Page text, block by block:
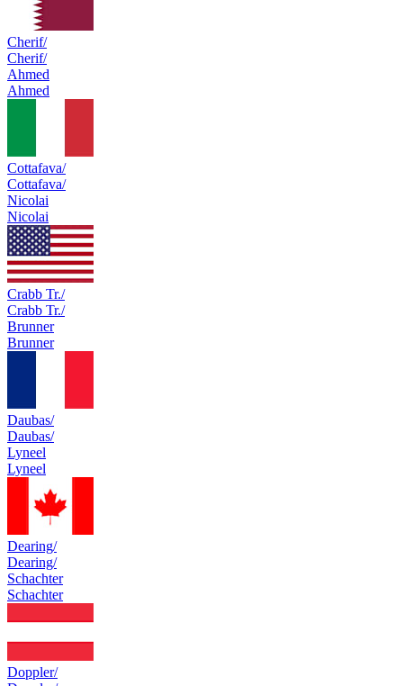
Cherif/
Cherif/
Ahmed
Ahmed
Cottafava/
Cottafava/
Nicolai
Nicolai
Crabb Tr./
Crabb Tr./
Brunner
Brunner
Daubas/
Daubas/
Lyneel
Lyneel
Dearing/
Dearing/
Schachter
Schachter
Doppler/